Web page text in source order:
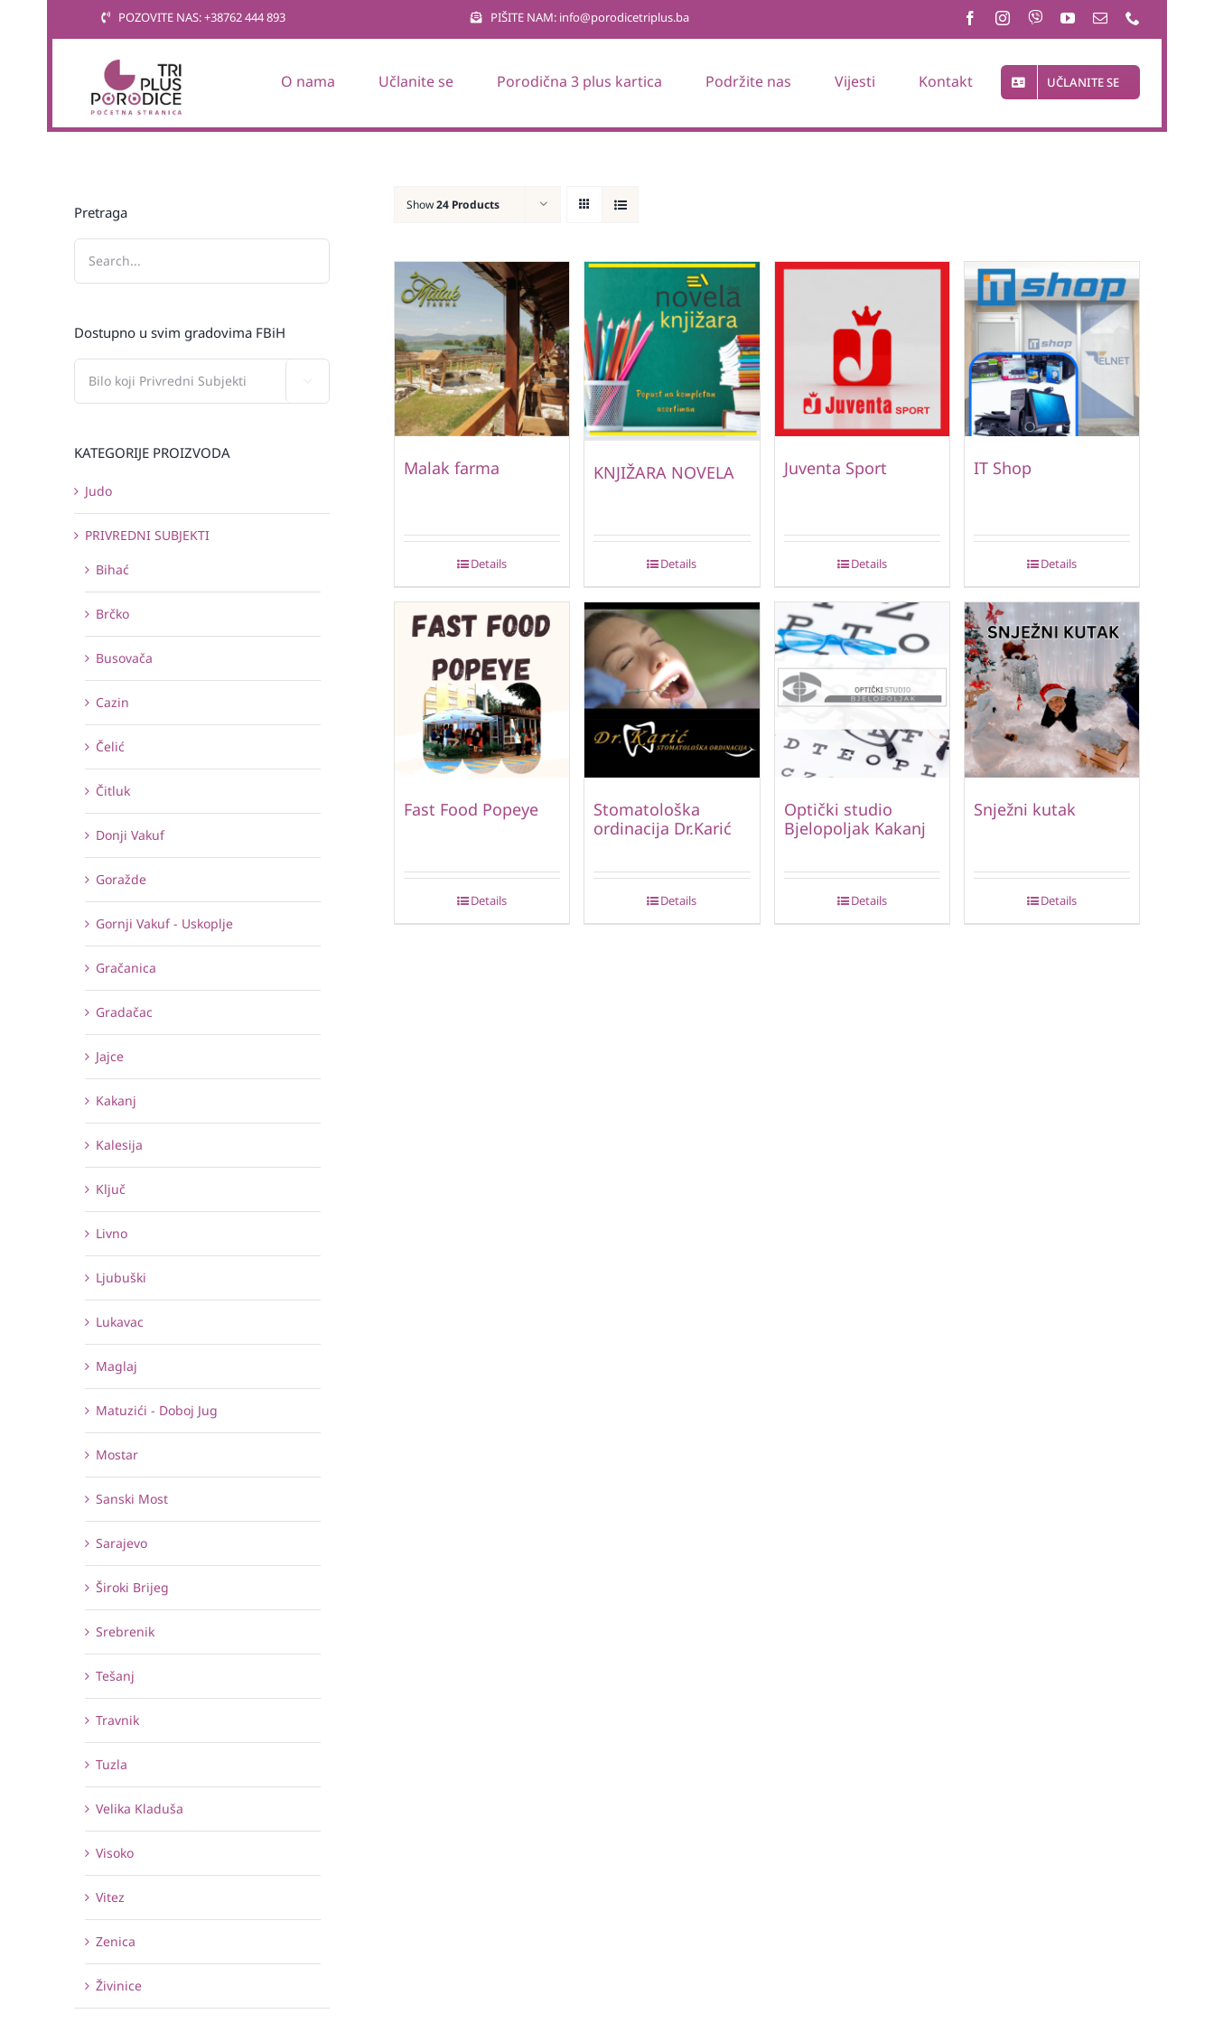
POZOVITE NAS: +38762 444 893 PIŠITE NAM: info@porodicetriplus.ba
O nama Učlanite se Porodična 3 plus kartica Podržite nas Vijesti Kontakt UČLANITE SE
Show24 Products
Malak farma
Details
KNJIŽARA NOVELA
Details
Juventa Sport
Details
IT Shop
Details
Fast Food Popeye
Details
Stomatološka
ordinacija Dr.Karić
Details
Optički studio
Bjelopoljak Kakanj
Details
Snježni kutak
Details
Pretraga
Dostupno u svim gradovima FBiH
KATEGORIJE PROIZVODA
Judo
PRIVREDNI SUBJEKTI
Bihać
Brčko
Busovača
Cazin
Čelić
Čitluk
Donji Vakuf
Goražde
Gornji Vakuf - Uskoplje
Gračanica
Gradačac
Jajce
Kakanj
Kalesija
Ključ
Livno
Ljubuški
Lukavac
Maglaj
Matuzići - Doboj Jug
Mostar
Sanski Most
Sarajevo
Široki Brijeg
Srebrenik
Tešanj
Travnik
Tuzla
Velika Kladuša
Visoko
Vitez
Zenica
Živinice